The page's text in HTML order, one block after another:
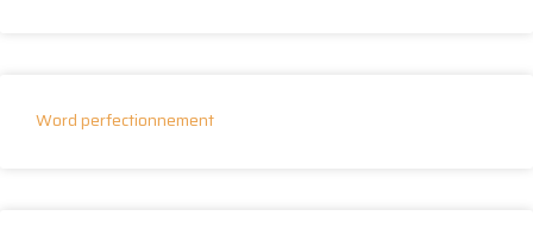
Word perfectionnement